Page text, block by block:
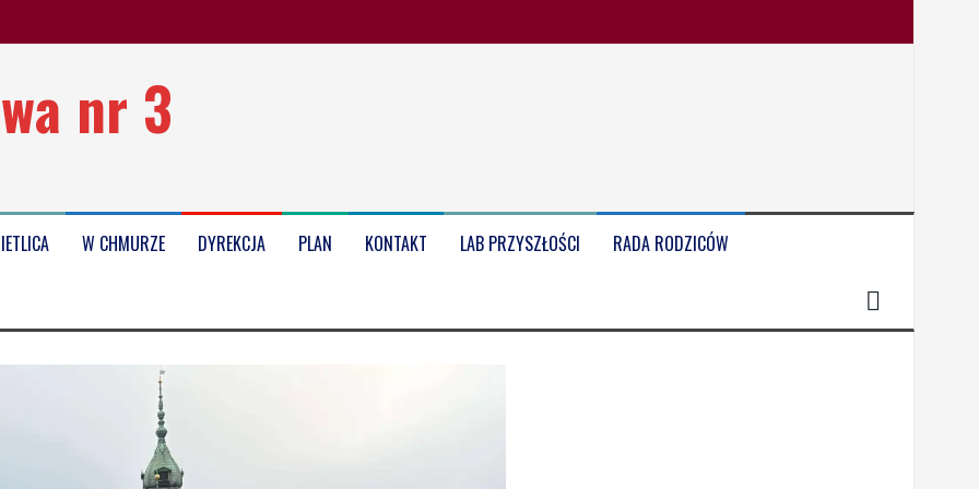
nr 3
W CHMURZE DYREKCJA PLAN KONTAKT LAB PRZYSZŁOŚCI RADA RODZICÓW